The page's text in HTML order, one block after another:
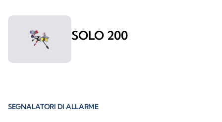
SOLO 200
SEGNALATORI DI ALLARME